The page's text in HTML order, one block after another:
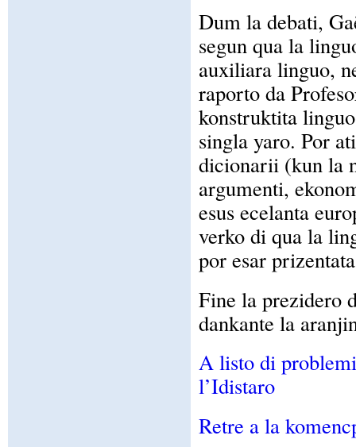
Dum la debati,
segun qua la
auxiliara linguo,
raporto da
konstruktita
singla yaro. Por
dicionarii (kun la
argumenti,
esus ecelanta
verko di qua la
por esar
Fine la prezidero
dankante la
A listo di
l’Idistaro
Retre a la